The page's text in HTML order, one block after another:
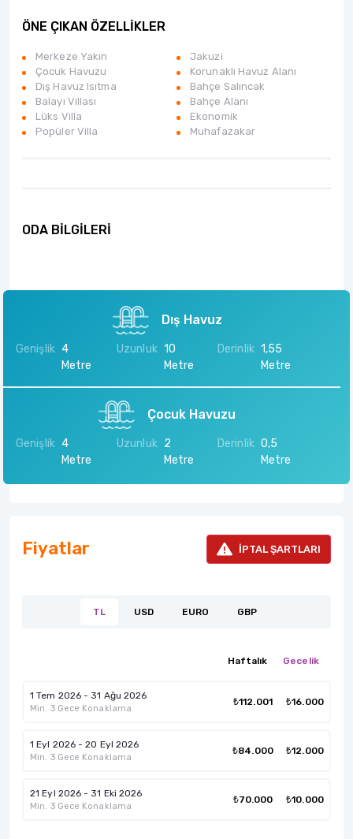
ÖNE ÇIKAN ÖZELLİKLER
Merkeze Yakın
Jakuzi
Çocuk Havuzu
Korunaklı Havuz Alanı
Dış Havuz Isıtma
Bahçe Salıncak
Balayı Villası
Bahçe Alanı
Lüks Villa
Ekonomik
Popüler Villa
Muhafazakar
ODA BİLGİLERİ
Dış Havuz
Genişlik 4
Metre
Uzunluk 10
Metre
Derinlik 1,55
Metre
Çocuk Havuzu
Genişlik 4
Metre
Uzunluk 2
Metre
Derinlik 0,5
Metre
Fiyatlar İPTAL ŞARTLARI
TL USD EURO GBP
Haftalık Gecelik
1 Tem 2026 - 31 Ağu 2026
Min. 3 Gece Konaklama
₺112.001 ₺16.000
1 Eyl 2026 - 20 Eyl 2026
Min. 3 Gece Konaklama
₺84.000 ₺12.000
21 Eyl 2026 - 31 Eki 2026
Min. 3 Gece Konaklama
₺70.000 ₺10.000